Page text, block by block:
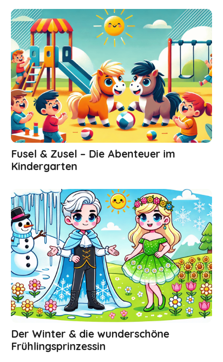
Fusel & Zusel – Die Abenteuer im
Kindergarten
Der Winter & die wunderschöne
Frühlingsprinzessin